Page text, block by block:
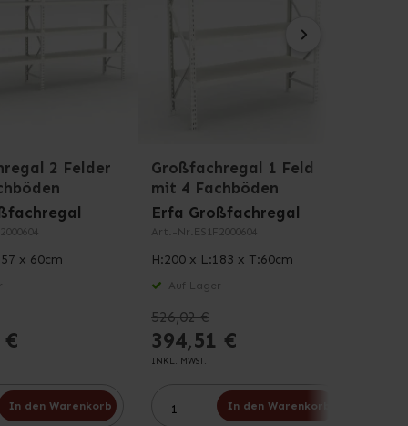
2 Felder
x 60cm
€
In den Warenkorb
Großfachregal 1 Feld
mit 4 Fachböden
Erfa Großfachregal
Art.-Nr. ES1F2000604
H:200 x L:183 x T:60cm
Auf Lager
526,02 €
394,51 €
INKL. MWST.
In den Warenkorb